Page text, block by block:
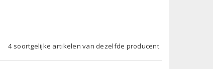
4 soortgelijke artikelen van dezelfde producent